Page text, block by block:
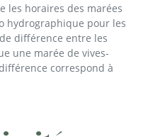
les horaires des marées
hydrographique pour les
différence entre les
une marée de vives-
correspond à